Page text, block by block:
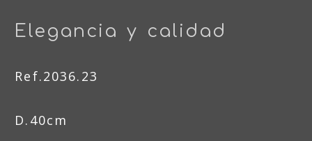
Elegancia y calidad
Ref.2036.23
D.40cm